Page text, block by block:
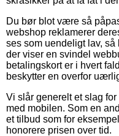
Du bør blot være så
webshop reklamerer
ses som uendeligt lav,
der viser en svindel
betalingskort er i hvert
beskytter en overfor
Vi slår generelt et slag
med mobilen. Som en
et tilbud som for
honorere prisen over tid.